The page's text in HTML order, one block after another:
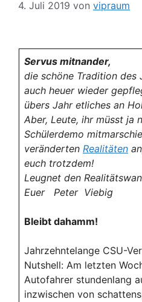
4. Juli 2019 von vipraum
Servus mitnander,
die schöne Tradition des
auch heuer wieder
übers Jahr etliches an
Aber, Leute, ihr müsst ja
Schülerdemo
veränderten Realitäten
euch trotzdem!
Leugnet den
Euer Peter Viebig
Bleibt dahamm!
Jahrzehntelange CSU-
Nutshell: Am letzten
Autofahrer stundenlang
inzwischen von